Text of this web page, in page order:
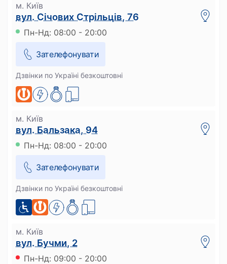
м. Київ
вул. Січових Стрільців, 76
Пн-Нд: 08:00 - 20:00
Зателефонувати
Дзвінки по Україні безкоштовні
м. Київ
вул. Бальзака, 94
Пн-Нд: 08:00 - 20:00
Зателефонувати
Дзвінки по Україні безкоштовні
м. Київ
вул. Бучми, 2
Пн-Нд: 09:00 - 20:00